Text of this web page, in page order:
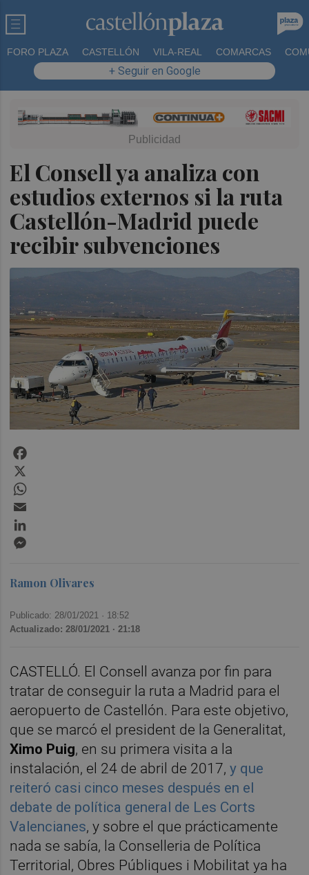
FORO PLAZA CASTELLÓN VILA-REAL COMARCAS
+ Seguir en Google
El Consell ya analiza con
estudios externos si la ruta
Castellón-Madrid puede
recibir subvenciones
Ramon Olivares
Publicado: 28/01/2021 · 18:52
Actualizado: 28/01/2021 · 21:18
CASTELLÓ. El Consell avanza por fin para
tratar de conseguir la ruta a Madrid para el
aeropuerto de Castellón. Para este objetivo,
que se marcó el president de la Generalitat,
Ximo Puig, en su primera visita a la
instalación, el 24 de abril de 2017,y que
reiteró casi cinco meses después en el
debate de política general de Les Corts
Valencianes, y sobre el que prácticamente
nada se sabía, la Conselleria de Política
Territorial, Obres Públiques i Mobilitat ya ha